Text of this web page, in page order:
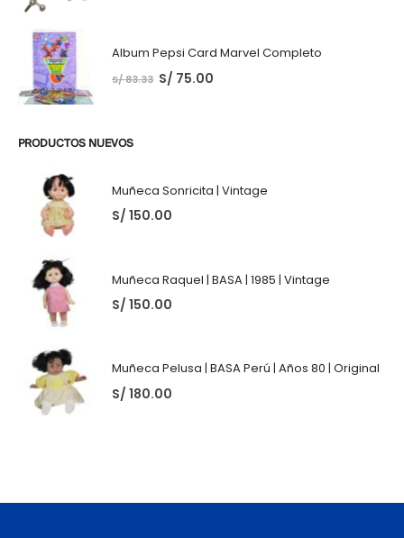
Album Pepsi Card Marvel Completo
S/83.33 S/ 75.00
PRODUCTOS NUEVOS
Muñeca Sonricita | Vintage
S/ 150.00
Muñeca Raquel | BASA | 1985 | Vintage
S/ 150.00
Muñeca Pelusa | BASA Perú | Años 80 | Original
S/ 180.00